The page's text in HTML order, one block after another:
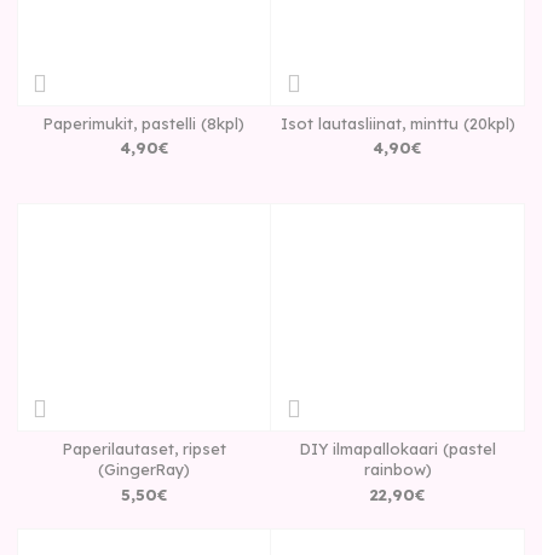
Paperimukit, pastelli (8kpl)
4,90€
Isot lautasliinat, minttu (20kpl)
4,90€
Paperilautaset, ripset
(GingerRay)
5,50€
DIY ilmapallokaari (pastel
rainbow)
22,90€